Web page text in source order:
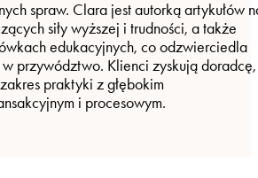
spraw. Clara jest autorką artykułów
siły wyższej i trudności, a także
edukacyjnych, co odzwierciedla
przywództwo. Klienci zyskują doradcę,
praktyki z głębokim
i procesowym.